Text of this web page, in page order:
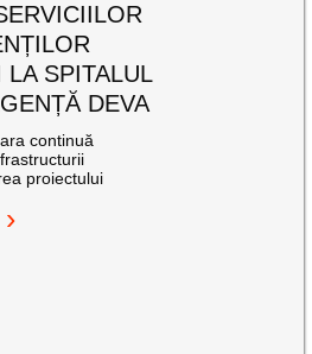
SPITALUL
DEVA
continuă
proiectului